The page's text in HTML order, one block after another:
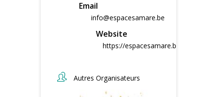
Email
info@espacesamare.be
Website
https://espacesamare.be
Autres Organisateurs